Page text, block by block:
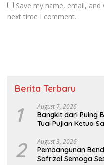
Save my name, email,
next time I comment.
Berita Terbaru
1 August 7, 2026
Bangkit dari Puing
Tuai Pujian Ketua
2 August 3, 2026
Pembangunan
Safrizal Semoga